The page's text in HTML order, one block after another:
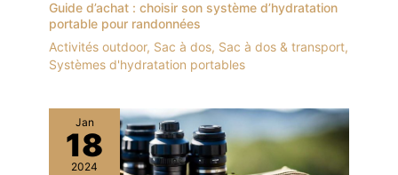
Guide d’achat : choisir son système d’hydratation
portable pour randonnées
Activités outdoor, Sac à dos, Sac à dos & transport,
Systèmes d'hydratation portables
Jan
18
2024